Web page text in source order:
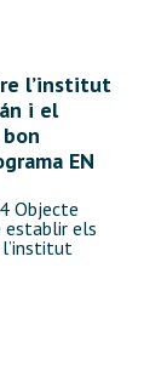
l’institut
i el
EN
Objecte
establir els
l’institut